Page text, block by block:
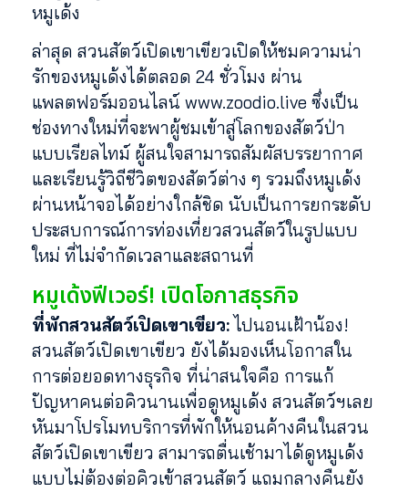
หมูเด้ง
ล่าสุด สวนสัตว์เปิดเขาเขียวเปิดให้ชมความน่า
รักของหมูเด้งได้ตลอด 24 ชั่วโมง ผ่าน
แพลตฟอร์มออนไลน์ www.zoodio.live ซึ่งเป็น
ช่องทางใหม่ที่จะพาผู้ชมเข้าสู่โลกของสัตว์ป่า
แบบเรียลไทม์ ผู้สนใจสามารถสัมผัสบรรยากาศ
และเรียนรู้วิถีชีวิตของสัตว์ต่าง ๆ รวมถึงหมูเด้ง
ผ่านหน้าจอได้อย่างใกล้ชิด นับเป็นการยกระดับ
ประสบการณ์การท่องเที่ยวสวนสัตว์ในรูปแบบ
ใหม่ ที่ไม่จำกัดเวลาและสถานที่
หมูเด้งฟีเวอร์! เปิดโอกาสธุรกิจ
ที่พักสวนสัตว์เปิดเขาเขียว: ไปนอนเฝ้าน้อง!
สวนสัตว์เปิดเขาเขียว ยังได้มองเห็นโอกาสใน
การต่อยอดทางธุรกิจ ที่น่าสนใจคือ การแก้
ปัญหาคนต่อคิวนานเพื่อดูหมูเด้ง สวนสัตว์ฯเลย
หันมาโปรโมทบริการที่พักให้นอนค้างคืนในสวน
สัตว์เปิดเขาเขียว สามารถตื่นเช้ามาได้ดูหมูเด้ง
แบบไม่ต้องต่อคิวเข้าสวนสัตว์ แถมกลางคืนยัง